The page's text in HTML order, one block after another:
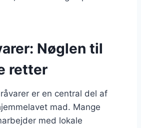
Nøglen til
retter
er en central del af
mad. Mange
med lokale